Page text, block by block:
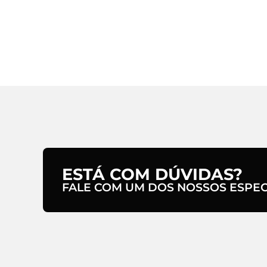
ESTÁ COM DÚVIDAS?
FALE COM UM DOS NOSSOS